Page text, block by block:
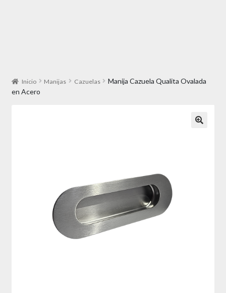
Inicio Manijas Cazuelas
Manija Cazuela Qualita Ovalada
en Acero